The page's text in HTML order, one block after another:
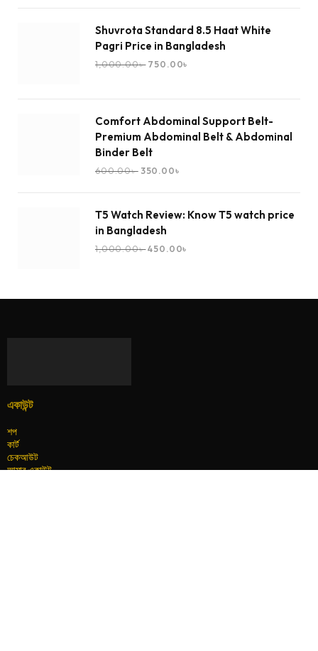
Shuvrota Standard 8.5 Haat White
Pagri Price in Bangladesh
1,000.00৳ 750.00৳
Comfort Abdominal Support Belt-
Premium Abdominal Belt & Abdominal
Binder Belt
600.00৳ 350.00৳
T5 Watch Review: Know T5 watch price
in Bangladesh
1,000.00৳ 450.00৳
একাউন্ট
শপ
কার্ট
চেকআউট
আমার একাউন্ট